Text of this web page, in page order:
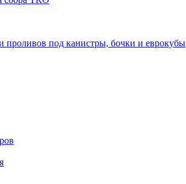
проливов под канистры, бочки и еврокубы